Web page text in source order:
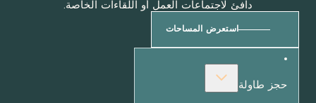
لاجتماعات العمل أو اللقاءات الخاصة.
استعرض المساحات